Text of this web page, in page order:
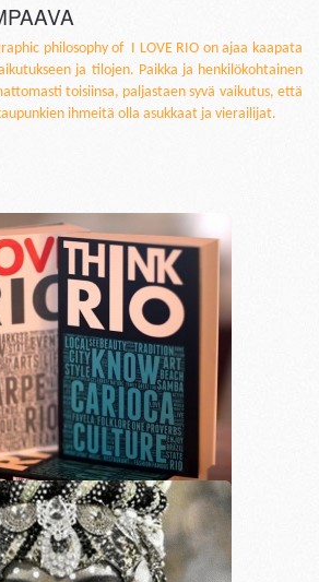
philosophy of I LOVE RIO on ajaa kaapata
ja tilojen. Paikka ja henkilökohtainen
toisiinsa, paljastaen syvä vaikutus, että
ihmeitä olla asukkaat ja vierailijat.